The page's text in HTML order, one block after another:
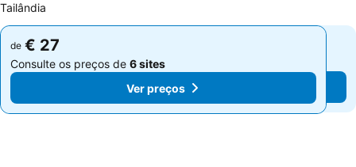
Tailândia
de € 27
Consulte os preços de 6 sites
Ver preços
de € 27
Consulte os preços de 6 sites
Ver preços